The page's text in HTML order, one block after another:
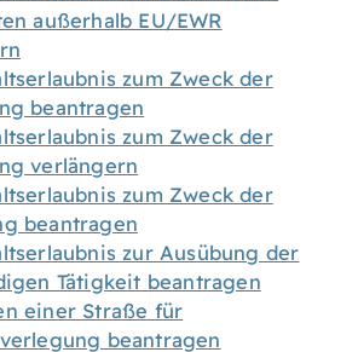
außerhalb EU/EWR
zum Zweck der
beantragen
zum Zweck der
verlängern
zum Zweck der
beantragen
zur Ausübung der
Tätigkeit beantragen
einer Straße für
beantragen